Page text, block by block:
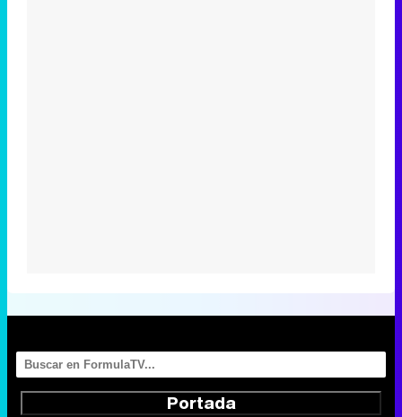
Portada